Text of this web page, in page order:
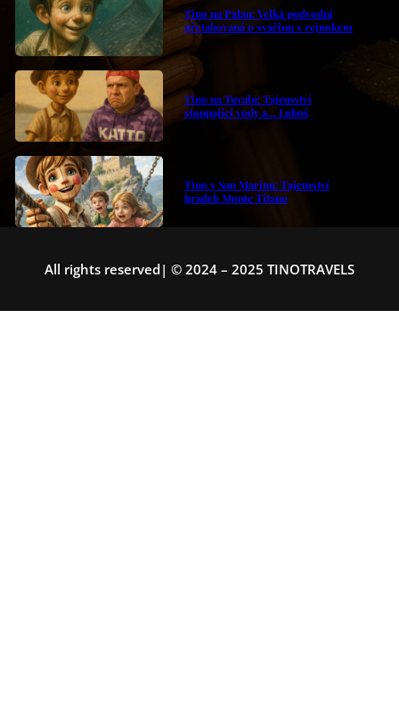
Tino na Palau: Velká podvodní
přetahovaná o svačinu s rejnokem
Tino na Tuvalu: Tajemství
stoupající vody a… Luboš
Tino v San Marinu: Tajemství
hradeb Monte Titano
All rights reserved| © 2024 – 2025 TINOTRAVELS